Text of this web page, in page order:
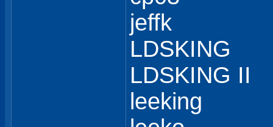
jeffk
LDSKING
LDSKING II
leeking